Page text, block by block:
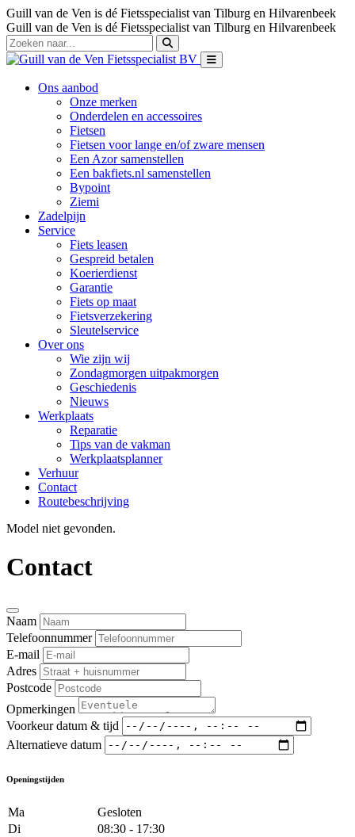
Guill van de Ven is dé Fietsspecialist van Tilburg en Hilvarenbeek
Guill van de Ven is dé Fietsspecialist van Tilburg en Hilvarenbeek
Ons aanbod
Onze merken
Onderdelen en accessoires
Fietsen
Fietsen voor lange en/of zware mensen
Een Azor samenstellen
Een bakfiets.nl samenstellen
Bypoint
Ziemi
Zadelpijn
Service
Fiets leasen
Gespreid betalen
Koerierdienst
Garantie
Fiets op maat
Fietsverzekering
Sleutelservice
Over ons
Wie zijn wij
Zondagmorgen uitpakmorgen
Geschiedenis
Nieuws
Werkplaats
Reparatie
Tips van de vakman
Werkplaatsplanner
Verhuur
Contact
Routebeschrijving
Model niet gevonden.
Contact
Naam
Telefoonnummer
E-mail
Adres
Postcode
Opmerkingen
Voorkeur datum & tijd
Alternatieve datum
Openingstijden
Ma
Gesloten
Di
08:30 - 17:30